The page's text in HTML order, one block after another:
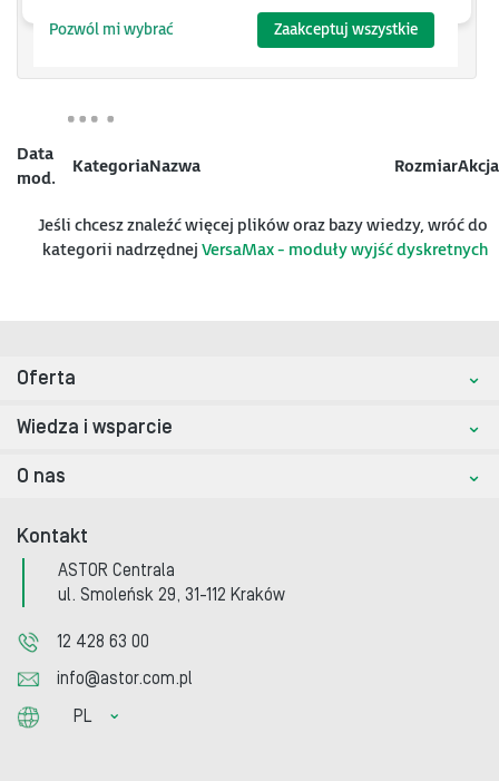
IC200MDL331
Data
mod.
KategoriaNazwa RozmiarAkcja
Jeśli chcesz znaleźć więcej plików oraz bazy wiedzy, wróć do
kategorii nadrzędnej VersaMax - moduły wyjść dyskretnych
Oferta
Wiedza i wsparcie
O nas
Kontakt
ASTOR Centrala
ul. Smoleńsk 29, 31-112 Kraków
12 428 63 00
info@astor.com.pl
PL
Pozwól mi wybrać Zaakceptuj wszystkie